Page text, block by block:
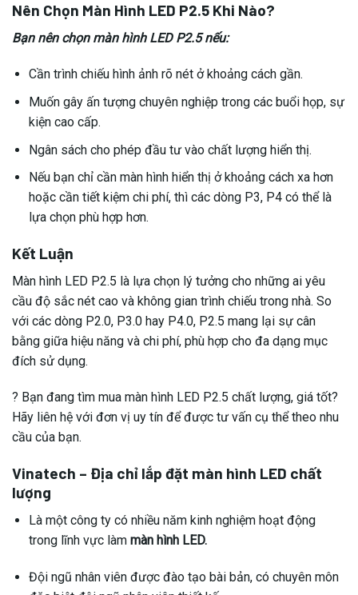
Nên Chọn Màn Hình LED P2.5 Khi Nào?
Bạn nên chọn màn hình LED P2.5 nếu:
Cần trình chiếu hình ảnh rõ nét ở khoảng cách gần.
Muốn gây ấn tượng chuyên nghiệp trong các buổi họp, sự
kiện cao cấp.
Ngân sách cho phép đầu tư vào chất lượng hiển thị.
Nếu bạn chỉ cần màn hình hiển thị ở khoảng cách xa hơn
hoặc cần tiết kiệm chi phí, thì các dòng P3, P4 có thể là
lựa chọn phù hợp hơn.
Kết Luận
Màn hình LED P2.5 là lựa chọn lý tưởng cho những ai yêu
cầu độ sắc nét cao và không gian trình chiếu trong nhà. So
với các dòng P2.0, P3.0 hay P4.0, P2.5 mang lại sự cân
bằng giữa hiệu năng và chi phí, phù hợp cho đa dạng mục
đích sử dụng.
? Bạn đang tìm mua màn hình LED P2.5 chất lượng, giá tốt?
Hãy liên hệ với đơn vị uy tín để được tư vấn cụ thể theo nhu
cầu của bạn.
Vinatech – Địa chỉ lắp đặt màn hình LED chất
lượng
Là một công ty có nhiều năm kinh nghiệm hoạt động
trong lĩnh vực làm màn hình LED.
Đội ngũ nhân viên được đào tạo bài bản, có chuyên môn